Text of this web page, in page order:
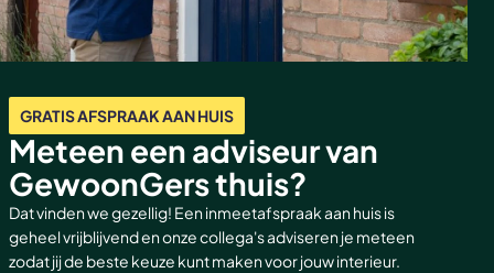
GRATIS AFSPRAAK AAN HUIS
Meteen een adviseur van
GewoonGers thuis?
Dat vinden we gezellig! Een inmeetafspraak aan huis is
geheel vrijblijvend en onze collega's adviseren je meteen
zodat jij de beste keuze kunt maken voor jouw interieur.